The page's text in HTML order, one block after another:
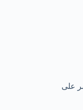
على